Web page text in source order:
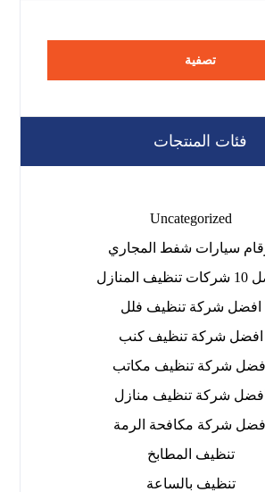
تصفية
فئات المنتجات
Uncategorized
سيارات شفط المجاري
المنازل
افضل شركة تنظيف فلل
افضل شركة تنظيف كنب
افضل شركة تنظيف مكاتب
افضل شركة تنظيف منازل
افضل شركة مكافحة الرمة
تنظيف المطابخ
تنظيف بالساعة